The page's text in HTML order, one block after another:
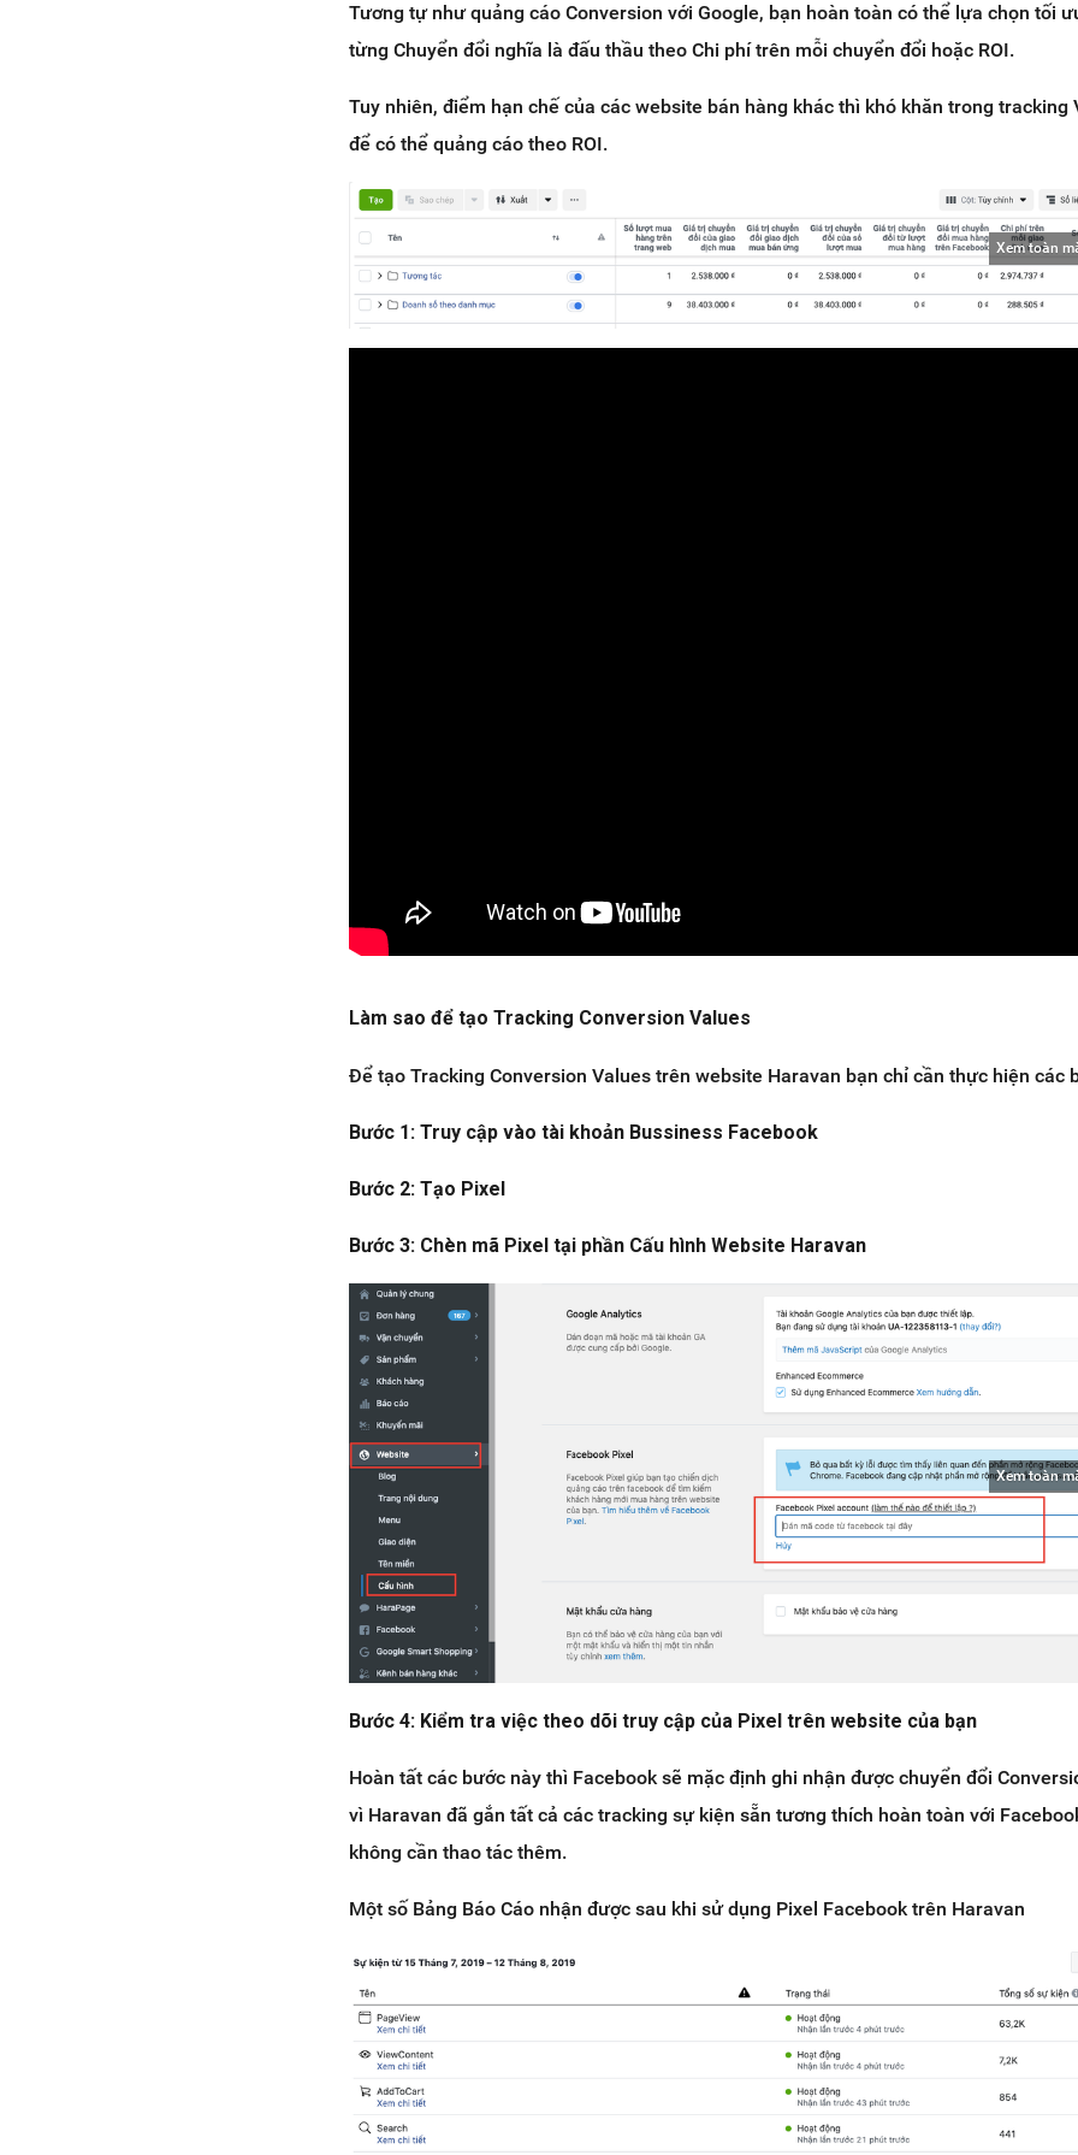
Tương tự như quảng cáo Conversion với Google, bạn hoàn toàn có thể lựa chọn tối
từng Chuyển đổi nghĩa là đấu thầu theo Chi phí trên mỗi chuyển đổi hoặc ROI.
Tuy nhiên, điểm hạn chế của các website bán hàng khác thì khó khăn trong tracking
để có thể quảng cáo theo ROI.
Xem toàn
Làm sao để tạo Tracking Conversion Values
Để tạo Tracking Conversion Values trên website Haravan bạn chỉ cần thực hiện các
Bước 1: Truy cập vào tài khoản Bussiness Facebook
Bước 2: Tạo Pixel
Bước 3: Chèn mã Pixel tại phần Cấu hình Website Haravan
Xem toàn
Bước 4: Kiểm tra việc theo dõi truy cập của Pixel trên website của bạn
Hoàn tất các bước này thì Facebook sẽ mặc định ghi nhận được chuyển đổi
vì Haravan đã gắn tất cả các tracking sự kiện sẵn tương thích hoàn toàn với
không cần thao tác thêm.
Một số Bảng Báo Cáo nhận được sau khi sử dụng Pixel Facebook trên Haravan